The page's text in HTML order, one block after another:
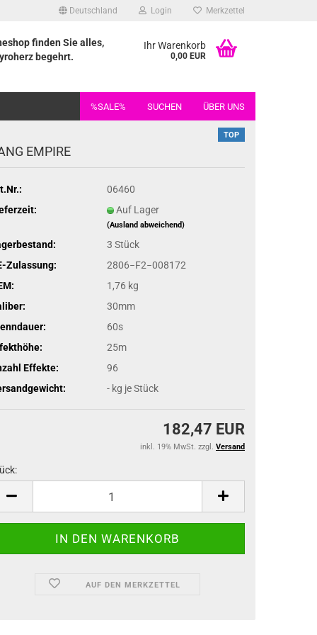
Deutschland Login Merkzettel
finden Sie alles,
begehrt.
Ihr Warenkorb
0,00 EUR
%SALE% SUCHEN ÜBER UNS
TOP
EMPIRE
06460
Auf Lager
(Ausland abweichend)
3 Stück
Zulassung:
2806−F2−008172
1,76 kg
30mm
60s
25m
Effekte:
96
- kg je Stück
182,47 EUR
inkl. 19% MwSt. zzgl. Versand
AUF DEN MERKZETTEL